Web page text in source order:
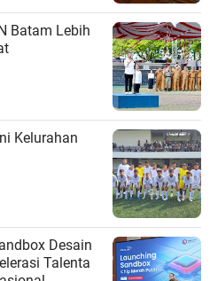
Batam Lebih
Kelurahan
Desain
Talenta